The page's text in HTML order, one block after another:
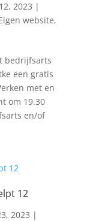
2023 |
website,
bedrijfsarts
een gratis
met en
om 19.30
en/of
12
2023 |